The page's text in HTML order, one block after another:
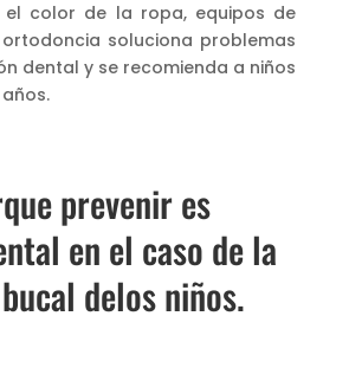
el color de la ropa, equipos de
soluciona problemas
dental y se recomienda a niños
prevenir es
en el caso de la
delos niños.